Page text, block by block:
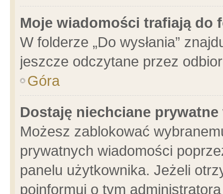
Moje wiadomości trafiają do
W folderze „Do wysłania”
jeszcze odczytane przez
Góra
Dostaję niechciane
Możesz zablokować
prywatnych wiadomości
panelu użytkownika. Jeżeli
poinformuj o tym